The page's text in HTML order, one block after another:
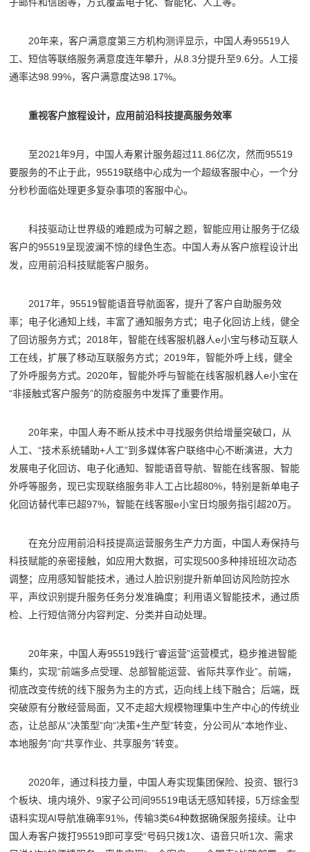
子邮件和信函等，方式覆盖电子化、智能化、人工等。
20年来，客户满意度第三方机构测评显示，中国人寿95519人
工、短信等联络服务满意度连年攀升，从8.3分提升至9.6分。人工接
通率达98.99%，客户满意度达98.17%。
重视客户旅程设计，应用前沿科技提高服务效率
至2021年9月，中国人寿累计服务超过11.86亿次，然而95519
要服务的不止于此，95519联络中心成为一个超级客服中心，一个分
分秒秒面临处理更多复杂事项的客服中心。
科技驱动让世界级的难题成为可解之题，智能应用让服务于亿级
客户的95519呈现波澜不惊的绿色生态。中国人寿从客户旅程设计出
发，应用前沿科技赋能客户服务。
2017年，95519智能语音导航面客，提升了客户自助服务效
率；电子化通知上线，丰富了通知服务方式；电子化回访上线，健全
了回访服务方式；2018年，智能在线客服机器人e小宝与移动互联人
工在线，扩展了移动互联服务方式；2019年，智能外呼上线，健全
了外呼服务方式。2020年，智能外呼与智能在线客服机器人e小宝在
“非接触式客户服务”的防疫服务中发挥了重要作用。
20年来，中国人寿不断从技术中寻找服务供给增量突破口，从
人工、“技术系统辅助+人工”到多媒体客户联络中心不断演进，大力
发展电子化回访、电子化通知、智能语音导航、智能在线客服、智能
外呼等服务，现已实现联络服务非人工占比超80%，特别是新单电子
化回访替代率已超97%，智能在线客服e小宝日均服务指引超20万。
在充分应用前沿科技提高运营服务生产力方面，中国人寿保持与
科技赋能的亲密接触，如应用大数据，可实现500多种排班班次动态
调整；应用感知智能技术，通过人脸识别提升新单回访风险防控水
平，声纹识别提升服务任务分发准确度；利用语义智能技术，通过质
检、上行短信筛分内容判定、分类并自动处理。
20年来，中国人寿95519践行“睿运营”运营模式，稳步推进智能
集约，实现“前端多点受理、总部智能运营、省际共享作业”。前端，
彻底改变传统的线下服务为主的方式，迈向线上线下融合；后端，既
突破原有分散经营局面，又不走超大规模物理集中生产中心的传统业
态，让总部从“决策型”向“决策+生产型”转变，分公司从“本地作业、
本地服务”向“共享作业、共享服务”转变。
2020年，通过科技力量，中国人寿实现集团保险、投资、银行3
个板块、境内境外、9家子公司间95519电话无感知转接，5万综金型
语料实现AI导航准确率91%，传输3类64种数据确保服务接续。让中
国人寿客户拨打95519即可享受“号码只拨1次、语音只听1次、需求